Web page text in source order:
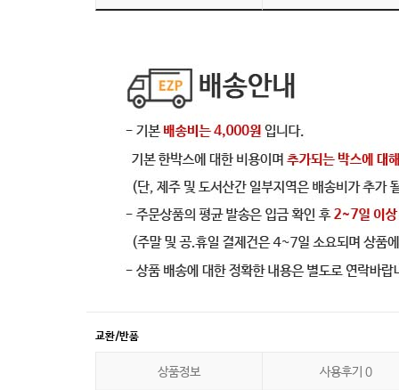
교환/반품
상품정보 사용후기0